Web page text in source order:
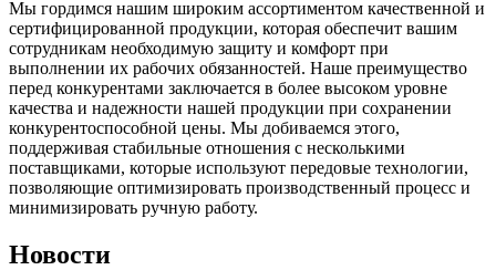
Мы гордимся нашим широким ассортиментом качественной и
сертифицированной продукции, которая обеспечит вашим
сотрудникам необходимую защиту и комфорт при
выполнении их рабочих обязанностей. Наше преимущество
перед конкурентами заключается в более высоком уровне
качества и надежности нашей продукции при сохранении
конкурентоспособной цены. Мы добиваемся этого,
поддерживая стабильные отношения с несколькими
поставщиками, которые используют передовые технологии,
позволяющие оптимизировать производственный процесс и
минимизировать ручную работу.
Новости